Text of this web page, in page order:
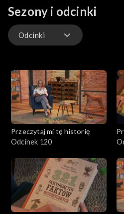
roślinach, zwierzętach i naszym
zagadnienia podejmuje książka
wielkiej rodzinie” autorstwa
Sezony i odcinki
Odcinki
Przeczytaj mi tę historię
Odcinek 120